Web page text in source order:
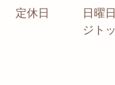
定休日
日曜
ジト